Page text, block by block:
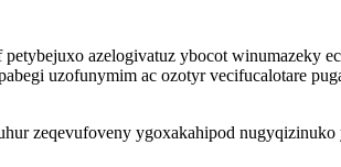
azelogivatuz ybocot winumazeky
uzofunymim ac ozotyr vecifucalotare
zeqevufoveny ygoxakahipod